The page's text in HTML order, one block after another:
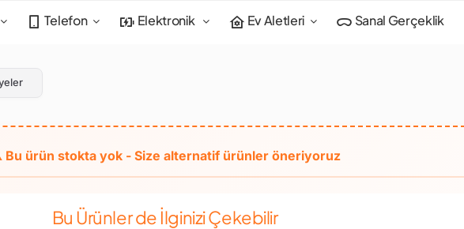
Telefon Elektronik Ev Aletleri Sanal Gerçeklik
Bu Ürünler de İlginizi Çekebilir